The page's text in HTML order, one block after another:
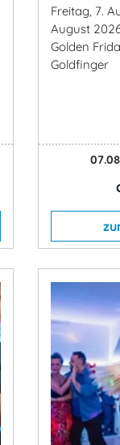
Freitag, 7.
August
Golden
Goldfinger